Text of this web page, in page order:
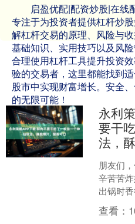
启盈优配|配资炒股|在线
专注于为投资者提供杠杆炒
解杠杆交易的原理、风险与
基础知识、实用技巧以及风
合理使用杠杆工具提升投资
验的交易者，这里都能找到
股市中实现财富增长。安全
的无限可能！
永利
要干
法，
朋友们
辛苦苦
出锅时
再吃，
感，仿
查看：